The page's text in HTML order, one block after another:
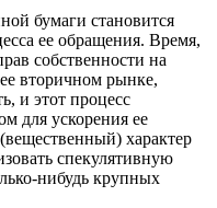
бумаги становится
ее обращения. Время,
собственности на
вторичном рынке,
и этот процесс
для ускорения ее
характер
спекулятивную
нибудь крупных